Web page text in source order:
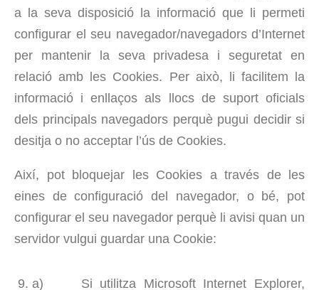
a la seva disposició la informació que li permeti
configurar el seu navegador/navegadors d’Internet
per mantenir la seva privadesa i seguretat en
relació amb les Cookies. Per això, li facilitem la
informació i enllaços als llocs de suport oficials
dels principals navegadors perquè pugui decidir si
desitja o no acceptar l’ús de Cookies.
Així, pot bloquejar les Cookies a través de les
eines de configuració del navegador, o bé, pot
configurar el seu navegador perquè li avisi quan un
servidor vulgui guardar una Cookie:
a) Si utilitza Microsoft Internet Explorer,